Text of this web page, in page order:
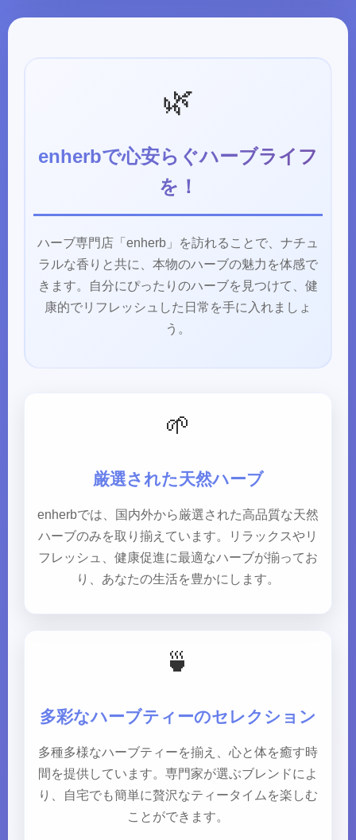
🌿
enherbで心安らぐハーブライフ
を！
ハーブ専門店「enherb」を訪れることで、ナチュ
ラルな香りと共に、本物のハーブの魅力を体感で
きます。自分にぴったりのハーブを見つけて、健
康的でリフレッシュした日常を手に入れましょ
う。
🌱
厳選された天然ハーブ
enherbでは、国内外から厳選された高品質な天然
ハーブのみを取り揃えています。リラックスやリ
フレッシュ、健康促進に最適なハーブが揃ってお
り、あなたの生活を豊かにします。
🍵
多彩なハーブティーのセレクション
多種多様なハーブティーを揃え、心と体を癒す時
間を提供しています。専門家が選ぶブレンドによ
り、自宅でも簡単に贅沢なティータイムを楽しむ
ことができます。